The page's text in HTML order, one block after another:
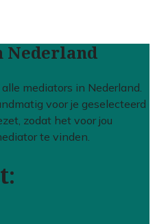
Nederland
mediators in Nederland.
voor je geselecteerd
zodat het voor jou
te vinden.